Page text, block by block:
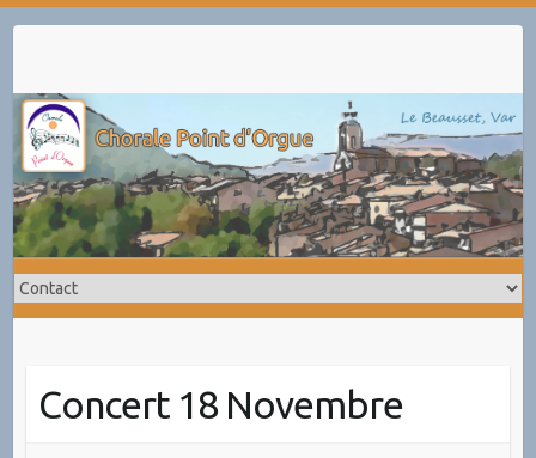
Concert 18 Novembre